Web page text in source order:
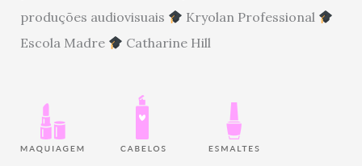
produções audiovisuais
Kryolan Professional
Escola Madre
Catharine Hill